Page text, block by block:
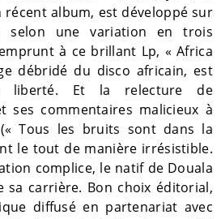
album, est développé sur
selon une variation en trois
à ce brillant Lp, « Africa
débridé du disco africain, est
liberté. Et la relecture de
ses commentaires malicieux à
Tous les bruits sont dans la
le tout de manière irrésistible.
complice, le natif de Douala
sa carrière. Bon choix éditorial,
diffusé en partenariat avec